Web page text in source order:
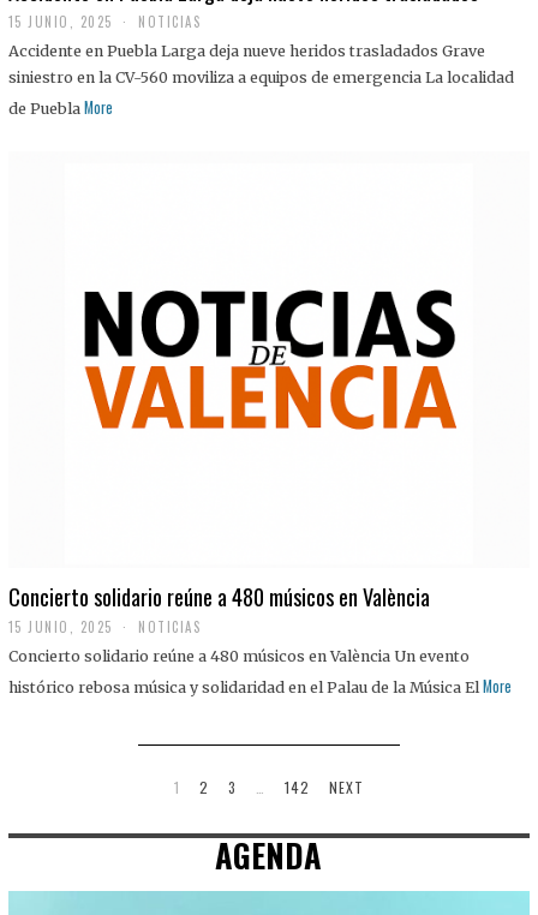
15 JUNIO, 2025 NOTICIAS
Accidente en Puebla Larga deja nueve heridos trasladados Grave
siniestro en la CV-560 moviliza a equipos de emergencia La localidad
de Puebla More
Concierto solidario reúne a 480 músicos en València
15 JUNIO, 2025 NOTICIAS
Concierto solidario reúne a 480 músicos en València Un evento
histórico rebosa música y solidaridad en el Palau de la Música El More
1 2 3 142 NEXT
AGENDA